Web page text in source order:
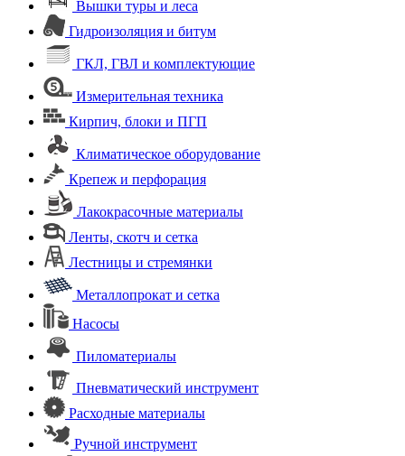
Вышки туры и леса
Гидроизоляция и битум
ГКЛ, ГВЛ и комплектующие
Измерительная техника
Кирпич, блоки и ПГП
Климатическое оборудование
Крепеж и перфорация
Лакокрасочные материалы
Ленты, скотч и сетка
Лестницы и стремянки
Металлопрокат и сетка
Насосы
Пиломатериалы
Пневматический инструмент
Расходные материалы
Ручной инструмент